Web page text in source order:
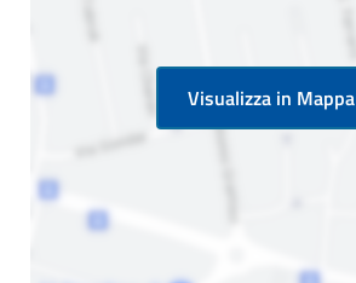
Visualizza in Mappa